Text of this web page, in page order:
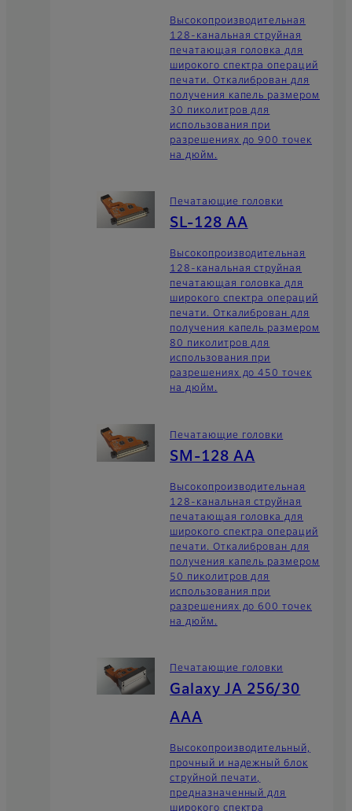
Высокопроизводительная
128-канальная струйная
печатающая головка для
широкого спектра операций
печати. Откалиброван для
получения капель размером
30 пиколитров для
использования при
разрешениях до 900 точек
на дюйм.
Печатающие головки
SL-128 AA
Высокопроизводительная
128-канальная струйная
печатающая головка для
широкого спектра операций
печати. Откалиброван для
получения капель размером
80 пиколитров для
использования при
разрешениях до 450 точек
на дюйм.
Печатающие головки
SM-128 AA
Высокопроизводительная
128-канальная струйная
печатающая головка для
широкого спектра операций
печати. Откалиброван для
получения капель размером
50 пиколитров для
использования при
разрешениях до 600 точек
на дюйм.
Печатающие головки
Galaxy JA 256/30
AAA
Высокопроизводительный,
прочный и надежный блок
струйной печати,
предназначенный для
широкого спектра